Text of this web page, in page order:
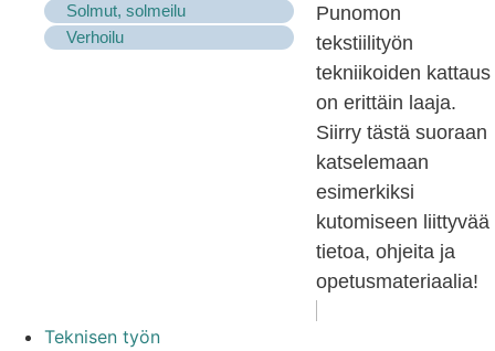
Solmut, solmeilu
Verhoilu
Punomon
tekstiilityön
tekniikoiden kattaus
on erittäin laaja.
Siirry tästä suoraan
katselemaan
esimerkiksi
kutomiseen liittyvää
tietoa, ohjeita ja
opetusmateriaalia!
Teknisen työn